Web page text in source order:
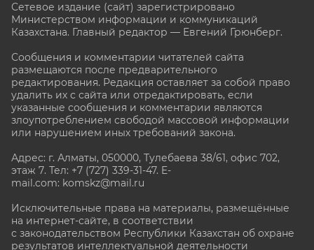
Сетевое издание (сайт) зарегистрировано
Министерством информации и коммуникаций
Казахстана. Главный редактор — Евгений Грюнберг.
Сообщения и комментарии читателей сайта
размещаются после предварительного
редактирования. Редакция оставляет за собой право
удалить их с сайта или отредактировать, если
указанные сообщения и комментарии являются
злоупотреблением свободой массовой информации
или нарушением иных требований закона.
Адрес: г. Алматы, 050000, Тулебаева 38/61, офис 702,
этаж 7. Тел: +7 (727) 339-31-47. E-
mail.com: komskz@mail.ru
Исключительные права на материалы, размещённые
на интернет-сайте, в соответствии
с законодательством Республики Казахстан об охране
результатов интеллектуальной деятельности